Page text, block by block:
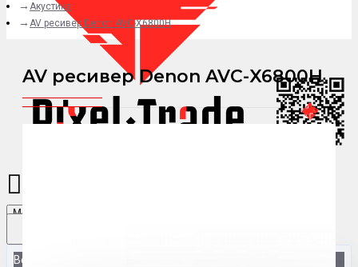
Menu
Везде
Акустика
AV ресивер Denon AVC-X6800H
AV ресивер Denon AVC-X6800H